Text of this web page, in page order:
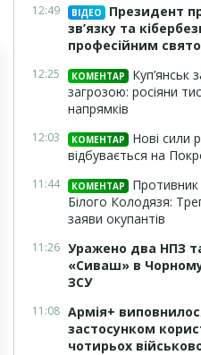
12:49 ВІДЕО
Президент
зв’язку та
професійним
12:25 КОМЕНТАР
Куп’янськ
загрозою: росіяни
напрямків
12:03 КОМЕНТАР
Нові сили
відбувається на
11:44 КОМЕНТАР
Противник
Білого Колодязя:
заяви окупантів
11:26 Уражено два НПЗ
«Сиваш» в
ЗСУ
11:08 Армія+
застосунком
чотирьох